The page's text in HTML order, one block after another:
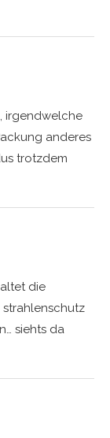
irgendwelche
anderes
trotzdem
die
siehts da